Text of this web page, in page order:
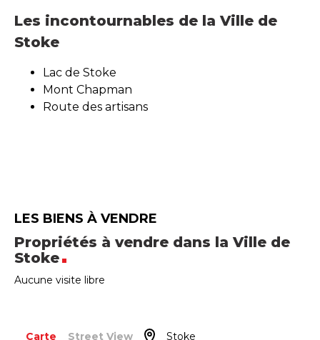
Les incontournables de la Ville de
Stoke
Lac de Stoke
Mont Chapman
Route des artisans
LES BIENS À VENDRE
Propriétés à vendre dans la Ville de
Stoke
Aucune visite libre
Carte Street View Stoke